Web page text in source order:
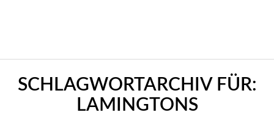
SCHLAGWORTARCHIV FÜR:
LAMINGTONS